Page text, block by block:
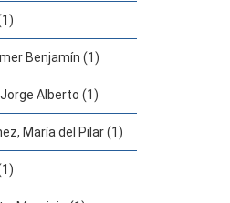
Benjamín (1)
Alberto (1)
María del Pilar (1)